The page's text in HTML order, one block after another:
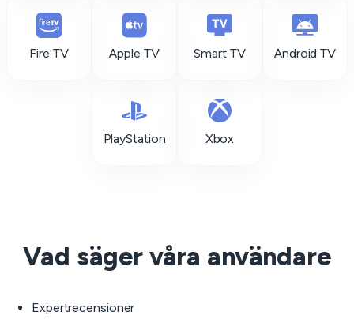
Fire TV Apple TV Smart TV Android TV
PlayStation Xbox
Vad säger våra användare
Expertrecensioner